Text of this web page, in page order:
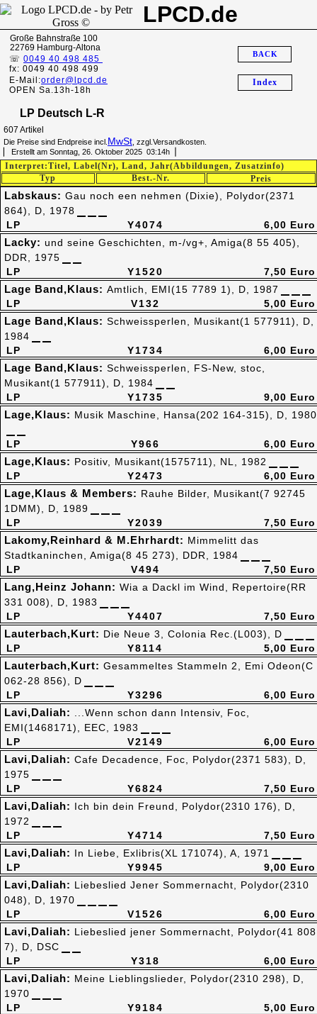
LPCD.de
Große Bahnstraße 100
22769 Hamburg-Altona
☏ 0049 40 498 485
fx: 0049 40 498 499
E-Mail:order@lpcd.de
OPEN Sa.13h-18h
Index
BACK
LP Deutsch L-R
607 Artikel
Die Preise sind Endpreise incl. MwSt , zzgl.Versandkosten.
▏ Erstellt am Sonntag, 26. Oktober 2025 03:14h▕
Best.-Nr.
Typ
Interpret:Titel, Label(Nr), Land, Jahr(Abbildungen, Zusatzinfo)
Preis
Y4074
LP
Labskaus: Gau noch een nehmen (Dixie), Polydor(2371
864), D, 1978
6,00 Euro
Y1520
LP
Lacky: und seine Geschichten, m-/vg+, Amiga(8 55 405),
DDR, 1975
7,50 Euro
V132
LP
Lage Band,Klaus: Amtlich, EMI(15 7789 1), D, 1987
5,00 Euro
Y1734
LP
Lage Band,Klaus: Schweissperlen, Musikant(1 577911), D,
1984
6,00 Euro
Y1735
LP
Lage Band,Klaus: Schweissperlen, FS-New, stoc,
Musikant(1 577911), D, 1984
9,00 Euro
Y966
LP
Lage,Klaus: Musik Maschine, Hansa(202 164-315), D, 1980
6,00 Euro
Y2473
LP
Lage,Klaus: Positiv, Musikant(1575711), NL, 1982
6,00 Euro
Y2039
LP
Lage,Klaus & Members: Rauhe Bilder, Musikant(7 92745
1DMM), D, 1989
7,50 Euro
V494
LP
Lakomy,Reinhard & M.Ehrhardt: Mimmelitt das
Stadtkaninchen, Amiga(8 45 273), DDR, 1984
7,50 Euro
Y4407
LP
Lang,Heinz Johann: Wia a Dackl im Wind, Repertoire(RR
331 008), D, 1983
7,50 Euro
Y8114
LP
Lauterbach,Kurt: Die Neue 3, Colonia Rec.(L003), D
5,00 Euro
Y3296
LP
Lauterbach,Kurt: Gesammeltes Stammeln 2, Emi Odeon(C
062-28 856), D
6,00 Euro
V2149
LP
Lavi,Daliah:
...Wenn schon dann Intensiv, Foc,
EMI(1468171), EEC, 1983
6,00 Euro
Y6824
LP
Lavi,Daliah: Cafe Decadence, Foc, Polydor(2371 583), D,
1975
7,50 Euro
Y4714
LP
Lavi,Daliah: Ich bin dein Freund, Polydor(2310 176), D,
1972
7,50 Euro
Y9945
LP
Lavi,Daliah: In Liebe, Exlibris(XL 171074), A, 1971
9,00 Euro
V1526
LP
Lavi,Daliah: Liebeslied Jener Sommernacht, Polydor(2310
048), D, 1970
6,00 Euro
Y318
LP
Lavi,Daliah: Liebeslied jener Sommernacht, Polydor(41 808
7), D, DSC
6,00 Euro
Y9184
LP
Lavi,Daliah: Meine Lieblingslieder, Polydor(2310 298), D,
1970
5,00 Euro